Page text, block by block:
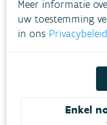
De
vormen een
olie- of
Meer informatie
uw toestemming
in ons Privacybeleid
Enkel